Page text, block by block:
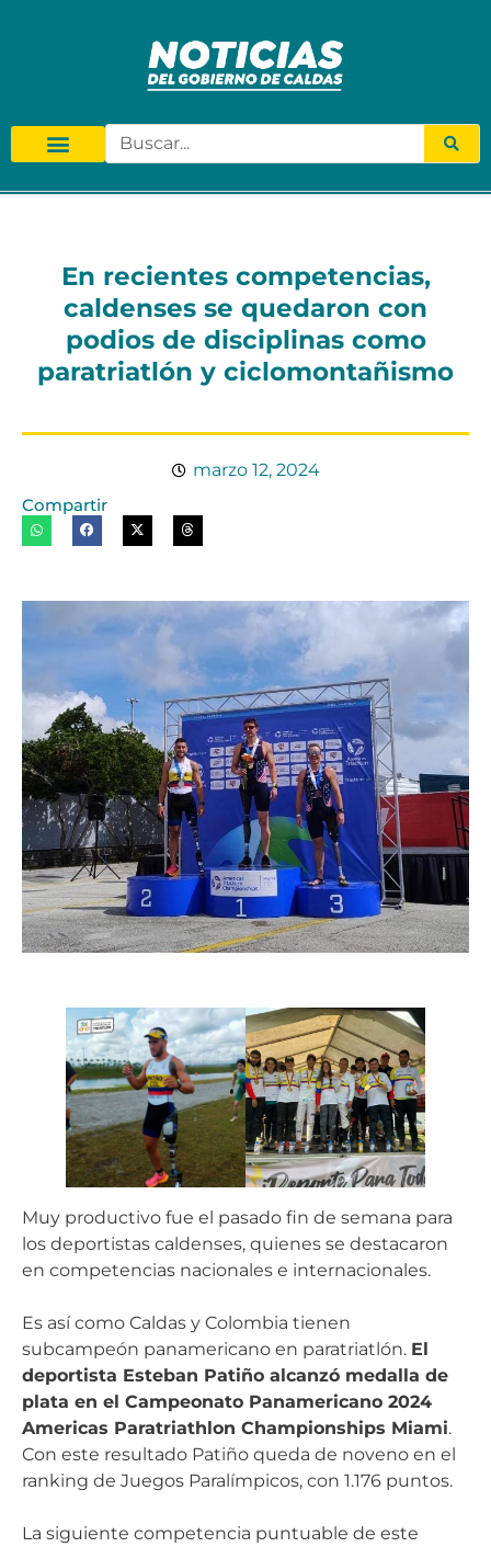
En recientes competencias,
caldenses se quedaron con
podios de disciplinas como
paratriatlón y ciclomontañismo
marzo 12, 2024
Compartir
Muy productivo fue el pasado fin de semana para
los deportistas caldenses, quienes se destacaron
en competencias nacionales e internacionales.
Es así como Caldas y Colombia tienen
subcampeón panamericano en paratriatlón. El
deportista Esteban Patiño alcanzó medalla de
plata en el Campeonato Panamericano 2024
Americas Paratriathlon Championships Miami.
Con este resultado Patiño queda de noveno en el
ranking de Juegos Paralímpicos, con 1.176 puntos.
La siguiente competencia puntuable de este